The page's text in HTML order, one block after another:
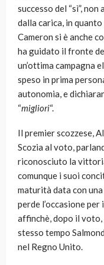
successo del “sì”,
dalla carica, in quanto
Cameron si è anche
ha guidato il fronte
un’ottima campagna
speso in prima
autonomia, e
“migliori“.
Il premier scozzese,
Scozia al voto,
riconosciuto la
comunque i suoi
maturità data con
perde l’occasione
affinchè, dopo il
stesso tempo
nel Regno Unito.